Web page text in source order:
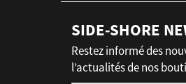
SIDE-SHORE
Restez informé des
l’actualités de nos